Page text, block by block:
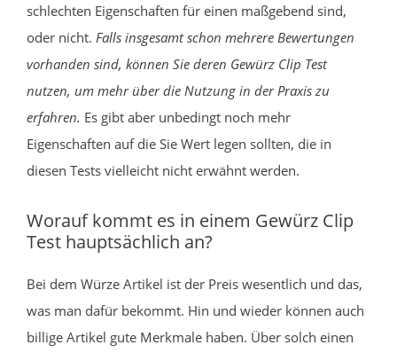
schlechten Eigenschaften für einen maßgebend sind,
oder nicht. Falls insgesamt schon mehrere Bewertungen
vorhanden sind, können Sie deren Gewürz Clip Test
nutzen, um mehr über die Nutzung in der Praxis zu
erfahren. Es gibt aber unbedingt noch mehr
Eigenschaften auf die Sie Wert legen sollten, die in
diesen Tests vielleicht nicht erwähnt werden.
Worauf kommt es in einem Gewürz Clip
Test hauptsächlich an?
Bei dem Würze Artikel ist der Preis wesentlich und das,
was man dafür bekommt. Hin und wieder können auch
billige Artikel gute Merkmale haben. Über solch einen